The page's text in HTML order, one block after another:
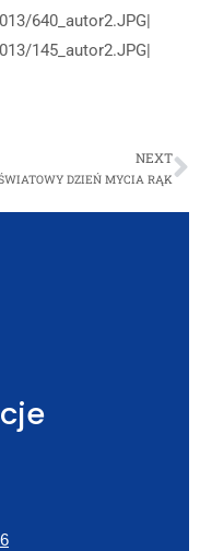
640_autor2.JPG|
145_autor2.JPG|
NEXT
DZIEŃ MYCIA RĄK